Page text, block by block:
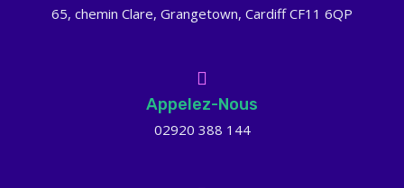
65, chemin Clare, Grangetown, Cardiff CF11 6QP
Appelez-Nous
02920 388 144